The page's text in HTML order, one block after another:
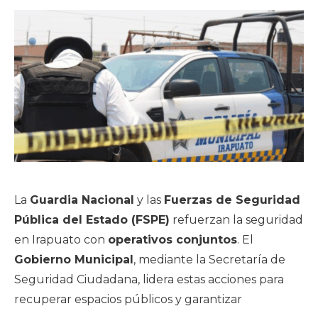
La Guardia Nacional y las Fuerzas de Seguridad
Pública del Estado (FSPE) refuerzan la seguridad
en Irapuato con operativos conjuntos. El
Gobierno Municipal, mediante la Secretaría de
Seguridad Ciudadana, lidera estas acciones para
recuperar espacios públicos y garantizar